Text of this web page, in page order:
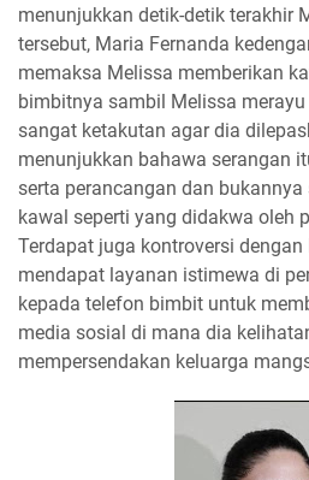
menunjukkan detik-detik terakhir
tersebut, Maria Fernanda
memaksa Melissa memberikan
bimbitnya sambil Melissa
sangat ketakutan agar dia
menunjukkan bahawa serangan
serta perancangan dan
kawal seperti yang didakwa oleh
Terdapat juga kontroversi
mendapat layanan istimewa di
kepada telefon bimbit untuk
media sosial di mana dia
mempersendakan keluarga